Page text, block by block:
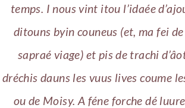
temps. I nous vint itou l’idaée
ditouns byin couneus (et, ma fei
sapraé viage) et pis de trachi
dréchis dauns les vuus lives coume
ou de Moisy. A féne forche dé